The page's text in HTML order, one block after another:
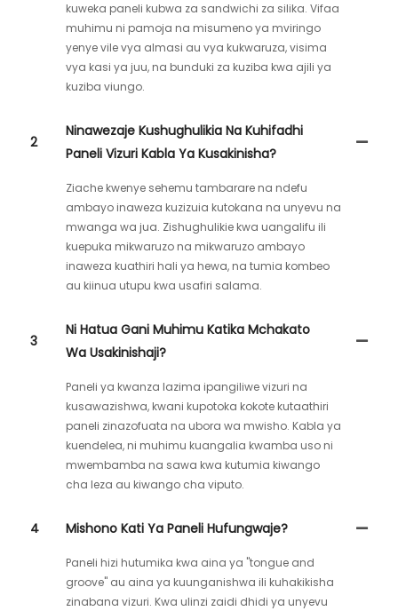
kuweka paneli kubwa za sandwichi za silika. Vifaa
muhimu ni pamoja na misumeno ya mviringo
yenye vile vya almasi au vya kukwaruza, visima
vya kasi ya juu, na bunduki za kuziba kwa ajili ya
kuziba viungo.
2
Ninawezaje Kushughulikia Na Kuhifadhi
Paneli Vizuri Kabla Ya Kusakinisha?
Ziache kwenye sehemu tambarare na ndefu
ambayo inaweza kuzizuia kutokana na unyevu na
mwanga wa jua. Zishughulikie kwa uangalifu ili
kuepuka mikwaruzo na mikwaruzo ambayo
inaweza kuathiri hali ya hewa, na tumia kombeo
au kiinua utupu kwa usafiri salama.
3
Ni Hatua Gani Muhimu Katika Mchakato
Wa Usakinishaji?
Paneli ya kwanza lazima ipangiliwe vizuri na
kusawazishwa, kwani kupotoka kokote kutaathiri
paneli zinazofuata na ubora wa mwisho. Kabla ya
kuendelea, ni muhimu kuangalia kwamba uso ni
mwembamba na sawa kwa kutumia kiwango
cha leza au kiwango cha viputo.
4 Mishono Kati Ya Paneli Hufungwaje?
Paneli hizi hutumika kwa aina ya "tongue and
groove" au aina ya kuunganishwa ili kuhakikisha
zinabana vizuri. Kwa ulinzi zaidi dhidi ya unyevu